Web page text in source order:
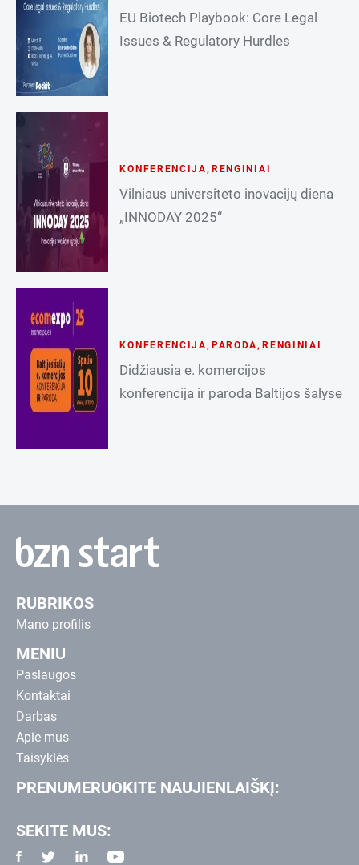
EU Biotech Playbook: Core Legal
Issues & Regulatory Hurdles
KONFERENCIJA , RENGINIAI
Vilniaus universiteto inovacijų diena
„INNODAY 2025“
KONFERENCIJA , PARODA ,RENGINIAI
Didžiausia e. komercijos
konferencija ir paroda Baltijos šalyse
RUBRIKOS
Mano profilis
MENIU
Paslaugos
Kontaktai
Darbas
Apie mus
Taisyklės
PRENUMERUOKITE NAUJIENLAIŠKĮ:
SEKITE MUS: